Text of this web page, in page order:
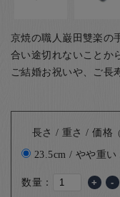
京焼の職人巌田雙楽の
合い途切れないことか
ご結婚お祝いや、ご長
長さ / 重さ / 価格
23.5cm / やや重い
数量： + -